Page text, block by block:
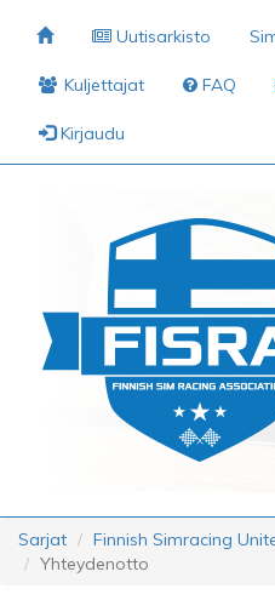
Uutisarkisto
Kuljettajat FAQ
Kirjaudu
Sarjat Finnish Simracing
Yhteydenotto